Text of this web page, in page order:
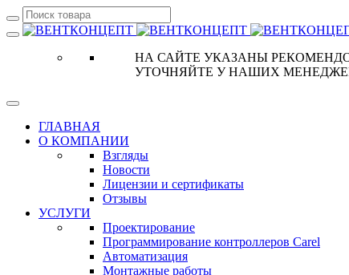
НА САЙТЕ УКАЗАНЫ
УТОЧНЯЙТЕ У НАШИХ
ГЛАВНАЯ
О КОМПАНИИ
Взгляды
Новости
Лицензии и сертификаты
Отзывы
УСЛУГИ
Проектирование
Программирование контроллеров Carel
Автоматизация
Монтажные работы